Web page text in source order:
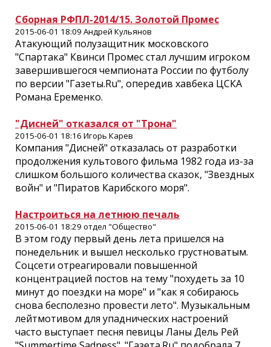
Сборная РФПЛ-2014/15. Золотой Промес
2015-06-01 18:09 Андрей Кульянов
Атакующий полузащитник московского
"Спартака" Квинси Промес стал лучшим игроком
завершившегося чемпионата России по футболу
по версии "Газеты.Ru", опередив хавбека ЦСКА
Романа Еременко.
"Дисней" отказался от "Трона"
2015-06-01 18:16 Игорь Карев
Компания "Дисней" отказалась от разработки
продолжения культового фильма 1982 года из-за
слишком большого количества сказок, "Звездных
войн" и "Пиратов Карибского моря".
Настроиться на летнюю печаль
2015-06-01 18:29 отдел "Общество"
В этом году первый день лета пришелся на
понедельник и вышел несколько грустноватым.
Соцсети отреагировали повышенной
концентрацией постов на тему "похудеть за 10
минут до поездки на море" и "как я собираюсь
снова бесполезно провести лето". Музыкальным
лейтмотивом для упаднических настроений
часто выступает песня певицы Ланы Дель Рей